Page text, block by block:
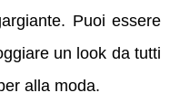
Puoi essere
un look da tutti
alla moda.